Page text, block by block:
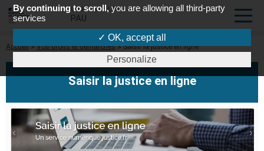
COUR D'APPEL DE
PAU
Fil
Accueil Vos droits et démarches Saisir la justice en ligne
Saisir la justice en ligne
By continuing to scroll, you are allowing all third-party
services
✓ OK, accept all
Personalize